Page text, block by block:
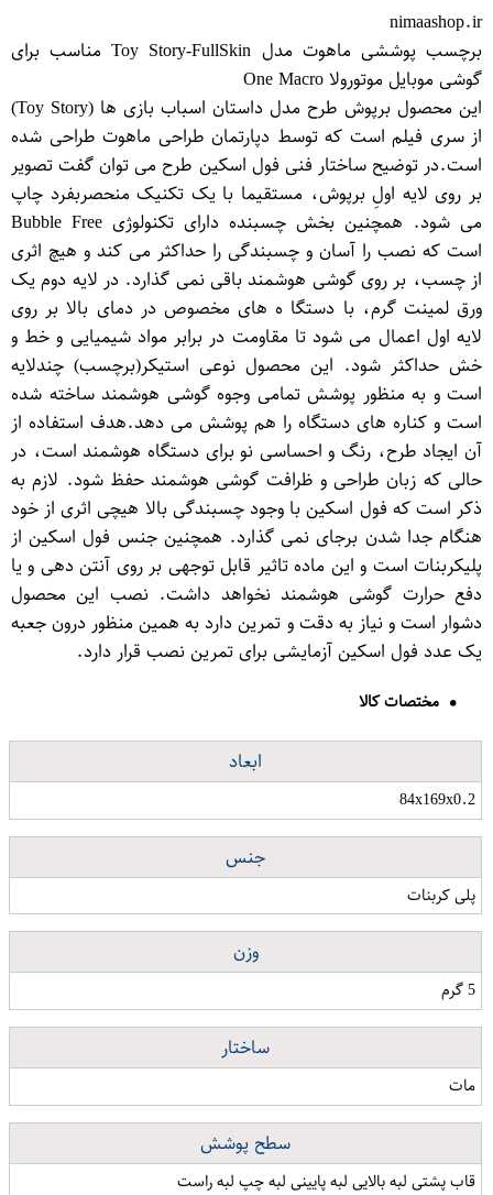
nimaashop.ir
برچسب پوششی ماهوت مدل Toy Story-FullSkin مناسب برای
گوشی موبایل موتورولا One Macro
این محصول برپوش طرح مدل داستان اسباب بازی ها (Toy Story)
از سری فیلم است که توسط دپارتمان طراحی ماهوت طراحی شده
است.در توضیح ساختار فنی فول اسکین طرح می توان گفت تصویر
بر روی لایه اولِ برپوش، مستقیما با یک تکنیک منحصربفرد چاپ
می شود. همچنین بخش چسبنده دارای تکنولوژی Bubble Free
است که نصب را آسان و چسبندگی را حداکثر می کند و هیچ اثری
از چسب، بر روی گوشی هوشمند باقی نمی گذارد. در لایه دوم یک
ورق لمینت گرم، با دستگا ه های مخصوص در دمای بالا بر روی
لایه اول اعمال می شود تا مقاومت در برابر مواد شیمیایی و خط و
خش حداکثر شود. این محصول نوعی استیكر(برچسب) چندلایه
است و به منظور پوشش تمامی وجوه گوشی هوشمند ساخته شده
است و كناره های دستگاه را هم پوشش می دهد.هدف استفاده از
آن ایجاد طرح، رنگ و احساسی نو برای دستگاه هوشمند است، در
حالی كه زبان طراحی و ظرافت گوشی هوشمند حفظ شود. لازم به
ذکر است که فول اسکین با وجود چسبندگی بالا هیچی اثری از خود
هنگام جدا شدن برجای نمی گذارد. همچنین جنس فول اسکین از
پلیكربنات است و این ماده تاثیر قابل توجهی بر روی آنتن دهی و یا
دفع حرارت گوشی هوشمند نخواهد داشت. نصب این محصول
دشوار است و نیاز به دقت و تمرین دارد به همین منظور درون جعبه
یک عدد فول اسکین آزمایشی برای تمرین نصب قرار دارد.
مختصات کالا
ابعاد
84x169x0.2
جنس
پلی کربنات
وزن
5 گرم
ساختار
مات
سطح پوشش
قاب پشتی لبه بالایی لبه پایینی لبه چپ لبه راست